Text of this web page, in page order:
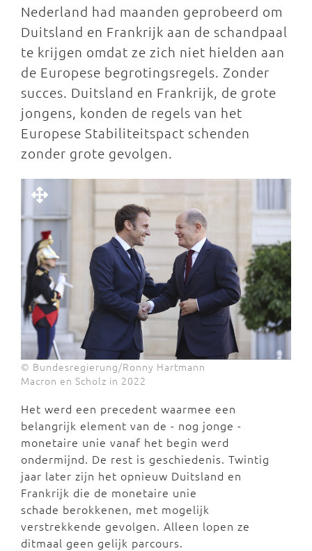
Nederland had maanden geprobeerd om
Duitsland en Frankrijk aan de schandpaal
te krijgen omdat ze zich niet hielden aan
de Europese begrotingsregels. Zonder
succes. Duitsland en Frankrijk, de grote
jongens, konden de regels van het
Europese Stabiliteitspact schenden
zonder grote gevolgen.
© Bundesregierung/Ronny Hartmann
Macron en Scholz in 2022
Het werd een precedent waarmee een
belangrijk element van de - nog jonge -
monetaire unie vanaf het begin werd
ondermijnd. De rest is geschiedenis. Twintig
jaar later zijn het opnieuw Duitsland en
Frankrijk die de monetaire unie
schade berokkenen, met mogelijk
verstrekkende gevolgen. Alleen lopen ze
ditmaal geen gelijk parcours.